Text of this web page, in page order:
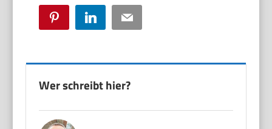
Pinterest LinkedIn Email
Wer schreibt hier?